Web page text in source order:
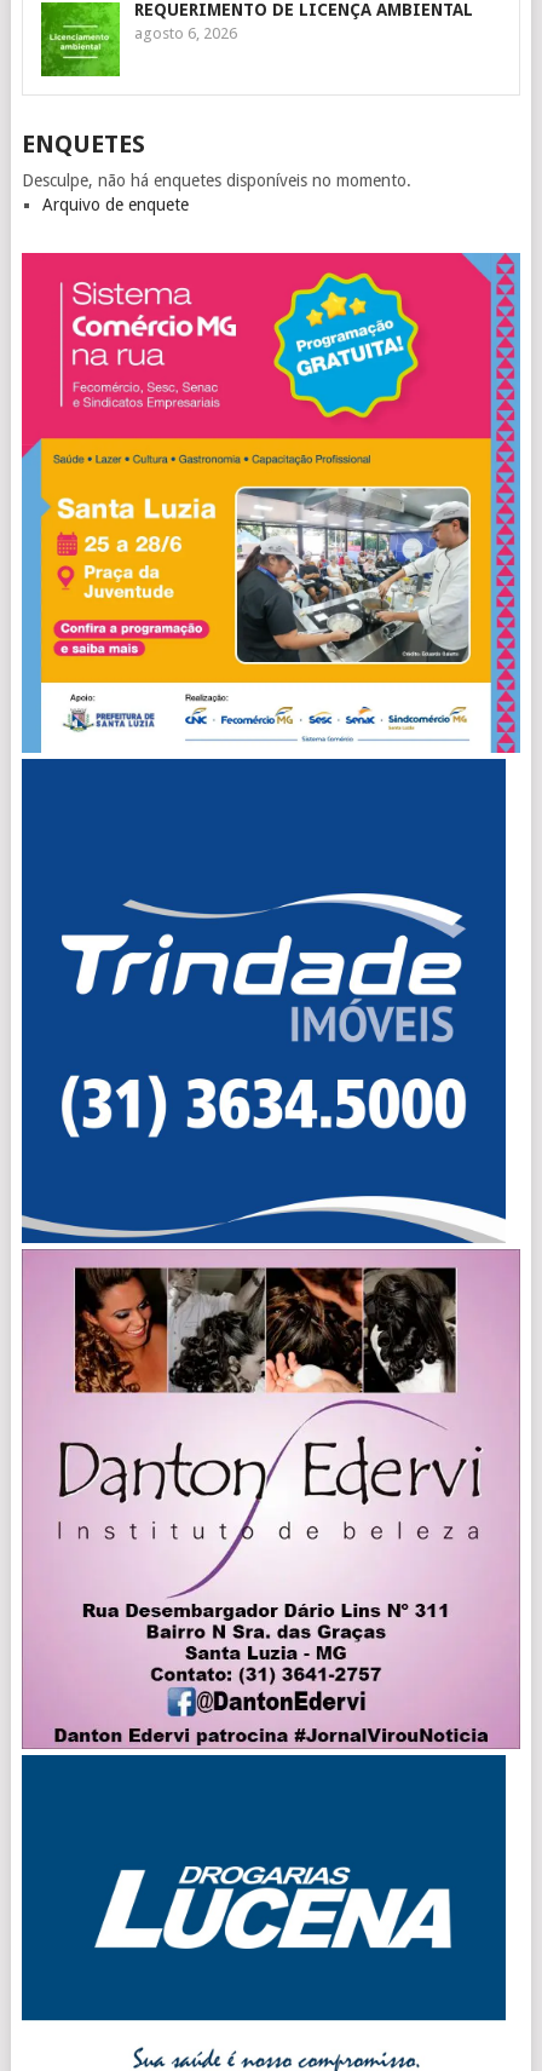
REQUERIMENTO DE LICENÇA AMBIENTAL
agosto 6, 2026
ENQUETES
Desculpe, não há enquetes disponíveis no momento.
Arquivo de enquete